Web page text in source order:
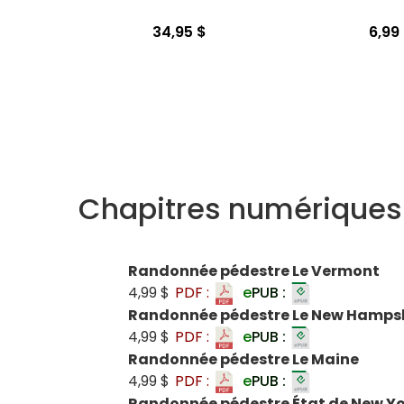
34,95 $ 6,99
Chapitres numériques
Randonnée pédestre Le Vermont
4,99 $ PDF : ePUB :
Randonnée pédestre Le New
4,99 $ PDF : ePUB :
Randonnée pédestre Le Maine
4,99 $ PDF : ePUB :